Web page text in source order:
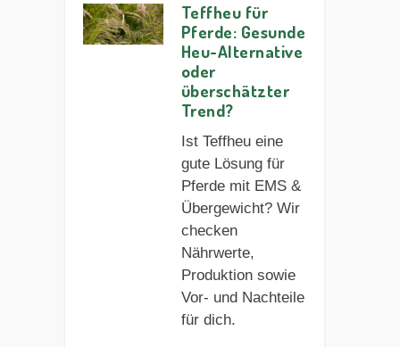
Teffheu für
Pferde: Gesunde
Heu-Alternative
oder
überschätzter
Trend?
Ist Teffheu eine
gute Lösung für
Pferde mit EMS &
Übergewicht? Wir
checken
Nährwerte,
Produktion sowie
Vor- und Nachteile
für dich.